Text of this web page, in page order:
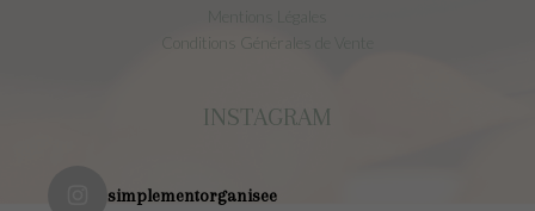
Conditions Générales de Vente
INSTAGRAM
simplementorganisee